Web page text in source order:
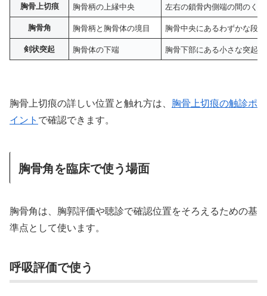
胸骨上切痕 胸骨柄の上縁中央 左右の鎖骨内側端の間のく
胸骨角 胸骨柄と胸骨体の境目 胸骨中央にあるわずかな段差
剣状突起 胸骨体の下端 胸骨下部にある小さな突起
胸骨上切痕の詳しい位置と触れ方は、 胸骨上切痕の触診ポ
イント で確認できます。
胸骨角を臨床で使う場面
胸骨角は、胸郭評価や聴診で確認位置をそろえるための基
準点として使います。
呼吸評価で使う